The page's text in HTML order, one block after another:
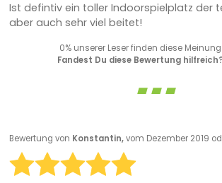
Ist defintiv ein toller Indoorspielplatz der
aber auch sehr viel beitet!
0% unserer Leser finden diese
Fandest Du diese Bewertung
Bewertung von Konstantin,vom Dezember 2019